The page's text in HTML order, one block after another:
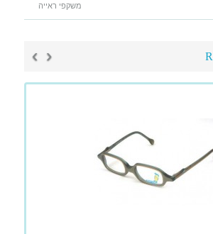
משקפי ראייה
‹
›